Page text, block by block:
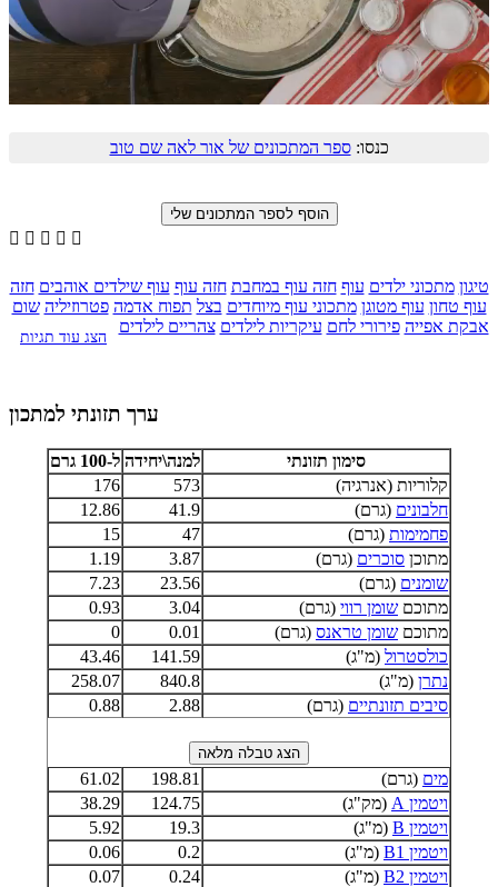
כנסו:ספר המתכונים של אור לאה שם טוב
    
טיגון מתכוני ילדים עוף חזה עוף במחבת חזה עוף עוף שילדים אוהבים חזה
עוף טחון עוף מטוגן מתכוני עוף מיוחדים בצל תפוח אדמה פטרוזיליה שום
אבקת אפייה פירורי לחם עיקריות לילדים צהריים לילדים
הצג עוד תגיות
ערך תזונתי למתכון
סימון תזונתי למנה\יחידה ל-100 גרם
קלוריות (אנרגיה)
573
176
חלבונים (גרם) 41.9
12.86
פחמימות (גרם) 47
15
מתוכן סוכרים (גרם) 3.87
1.19
שומנים (גרם) 23.56
7.23
מתוכם שומן רווי (גרם) 3.04
0.93
מתוכם שומן טראנס (גרם) 0.01
0
כולסטרול (מ"ג) 141.59
43.46
נתרן (מ"ג) 840.8
258.07
סיבים תזונתיים (גרם) 2.88
0.88
מים (גרם) 198.81
61.02
ויטמין A
(מק"ג) 124.75
38.29
ויטמין B
(מ"ג) 19.3
5.92
ויטמין B1
(מ"ג) 0.2
0.06
ויטמין B2
(מ"ג) 0.24
0.07